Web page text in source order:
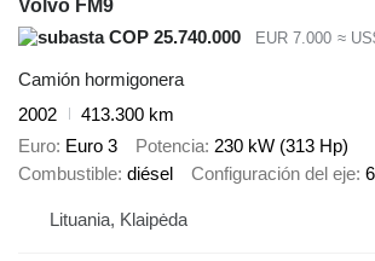
Volvo FM9
COP 25.740.000
EUR 7.000 ≈
Camión hormigonera
2002
413.300 km
Euro Euro 3 Potencia 230 kW (313 Hp)
Combustible diésel Configuración del eje
Lituania, Klaipėda